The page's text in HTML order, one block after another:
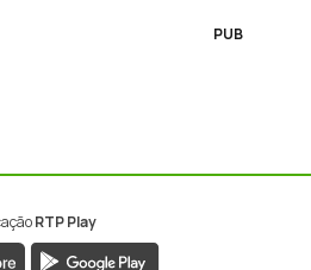
PUB
RTP Play